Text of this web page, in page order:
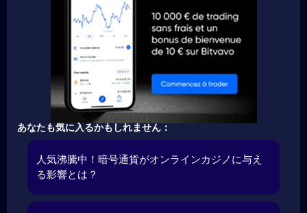
あなたも気に入るかもしれません：
人気沸騰中！暗号通貨がオンラインカジノに与え
る影響とは？